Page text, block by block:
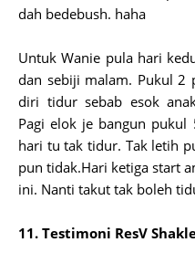
dah bedebush. haha
Untuk Wanie pula hari
dan sebiji malam. Pukul 2
diri tidur sebab esok
Pagi elok je bangun pukul
hari tu tak tidur. Tak letih
pun tidak.Hari ketiga start
ini. Nanti takut tak boleh
11. Testimoni ResV